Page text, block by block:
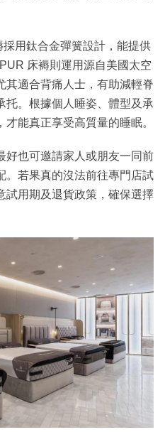
用鈦合金彈簧設計，能提供
床褥則運用源自美國太空
其適合背痛人士，有助減輕脊
托。根據個人睡姿、體型及承
能真正享受高質量的睡眠。
好也可邀請家人或朋友一同前
。若果真的沒法前往專門店試
試用期及退貨政策，確保選擇